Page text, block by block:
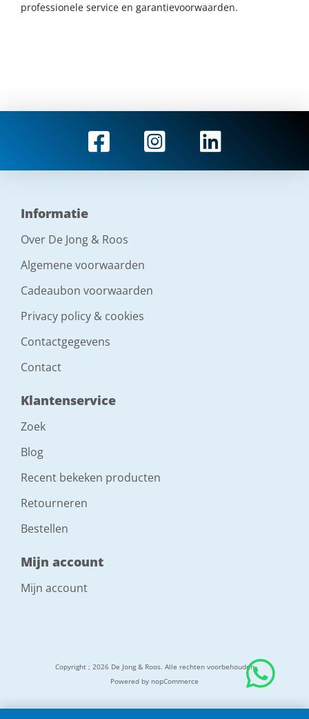
professionele service en garantievoorwaarden.
Informatie
Over De Jong & Roos
Algemene voorwaarden
Cadeaubon voorwaarden
Privacy policy & cookies
Contactgegevens
Contact
Klantenservice
Zoek
Blog
Recent bekeken producten
Retourneren
Bestellen
Mijn account
Mijn account
Copyright ; 2026 De Jong & Roos. Alle rechten voorbehouden
Powered by nopCommerce